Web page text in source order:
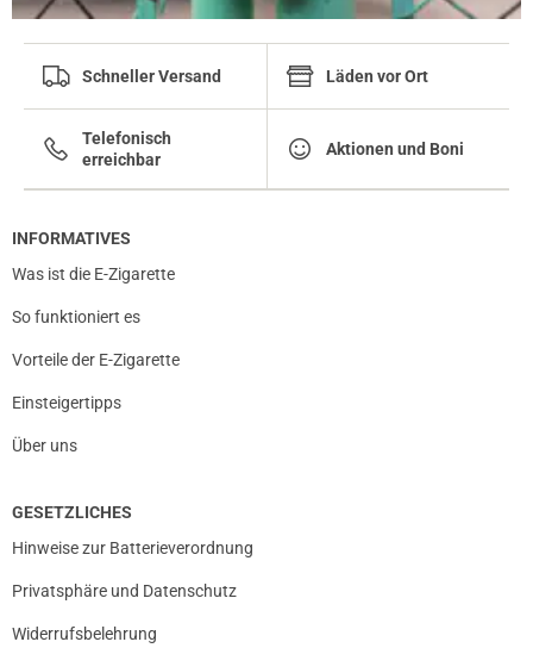
Schneller Versand Läden vor Ort
Telefonisch
erreichbar
Aktionen und Boni
INFORMATIVES
Was ist die E-Zigarette
So funktioniert es
Vorteile der E-Zigarette
Einsteigertipps
Über uns
GESETZLICHES
Hinweise zur Batterieverordnung
Privatsphäre und Datenschutz
Widerrufsbelehrung